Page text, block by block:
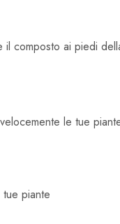
composto ai piedi
le tue
tue piante